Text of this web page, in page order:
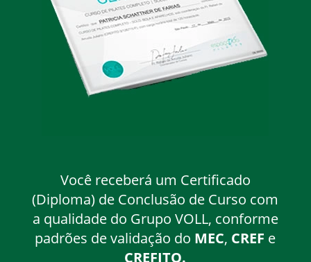
Você receberá um Certificado
(Diploma) de Conclusão de Curso com
a qualidade do Grupo VOLL, conforme
padrões de validação do MEC, CREF e
CREFITO.